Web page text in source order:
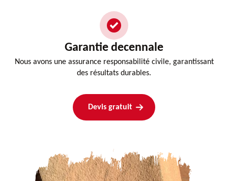
Garantie decennale
Nous avons une assurance responsabilité civile, garantissant
des résultats durables.
Devis gratuit